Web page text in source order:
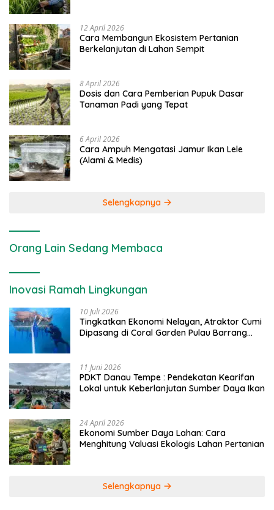
12 April 2026
Cara Membangun Ekosistem Pertanian
Berkelanjutan di Lahan Sempit
8 April 2026
Dosis dan Cara Pemberian Pupuk Dasar
Tanaman Padi yang Tepat
6 April 2026
Cara Ampuh Mengatasi Jamur Ikan Lele
(Alami & Medis)
Selengkapnya
Orang Lain Sedang Membaca
Inovasi Ramah Lingkungan
10 Juli 2026
Tingkatkan Ekonomi Nelayan, Atraktor Cumi
Dipasang di Coral Garden Pulau Barrang
11 Juni 2026
PDKT Danau Tempe : Pendekatan Kearifan
Lokal untuk Keberlanjutan Sumber Daya Ikan
24 April 2026
Ekonomi Sumber Daya Lahan: Cara
Menghitung Valuasi Ekologis Lahan Pertanian
Selengkapnya